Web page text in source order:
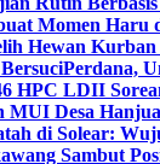
Momen Haru
Hewan
Perdana,
HPC LDII
Desa
di Solear:
Sambut